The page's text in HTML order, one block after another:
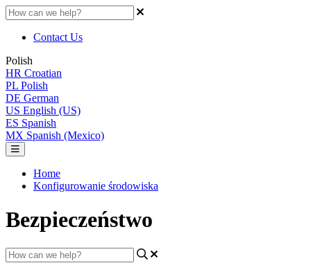
Contact Us
Polish
HR Croatian
PL Polish
DE German
US English (US)
ES Spanish
MX Spanish (Mexico)
Home
Konfigurowanie środowiska
Bezpieczeństwo